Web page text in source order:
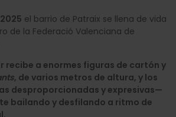
el barrio de Patraix se llena de vida
de la Federació Valenciana de
recibe a enormes figuras de cartón y
, de varios metros de altura, y los
desproporcionadas y expresivas—
bailando y desfilando a ritmo de